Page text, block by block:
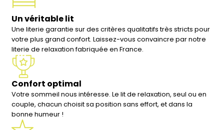
Un véritable lit
Une literie garantie sur des critères qualitatifs très stricts pour
votre plus grand confort. Laissez-vous convaincre par notre
literie de relaxation fabriquée en France.
Confort optimal
Votre sommeil nous intéresse. Le lit de relaxation, seul ou en
couple, chacun choisit sa position sans effort, et dans la
bonne humeur !